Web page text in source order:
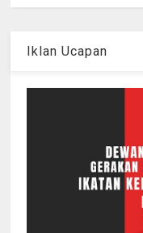
Iklan Ucapan